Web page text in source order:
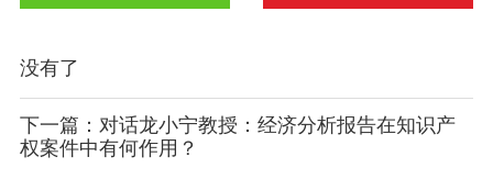
没有了
下一篇：对话龙小宁教授：经济分析报告在知识产
权案件中有何作用？